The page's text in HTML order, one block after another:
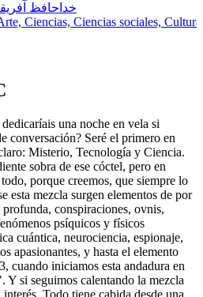
خداحافظ
Ciencias, Ciencias sociales,
una noche en vela si
conversación? Seré el primero en
Misterio, Tecnología y Ciencia.
sobra de ese cóctel, pero en
porque creemos, que siempre lo
esta mezcla surgen elementos de por
conspiraciones, ovnis,
psíquicos y físicos
cuántica, neurociencia, espionaje,
apasionantes, y hasta el elemento
cuando iniciamos esta andadura en
si seguimos calentando la mezcla
Todo tiene cabida desde una